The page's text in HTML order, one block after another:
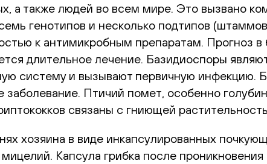
а также людей во всем мире. Это вызвано
генотипов и несколько подтипов
к антимикробным препаратам. Прогноз
длительное лечение. Базидиоспоры
систему и вызывают первичную инфекцию.
Птичий помет, особенно
связаны с гниющей
хозяина в виде инкапсулированных
Капсула грибка после проникновения